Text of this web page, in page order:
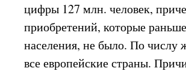
цифры 127 млн. человек,
приобретений, которые
населения, не было. По числу
все европейские страны.